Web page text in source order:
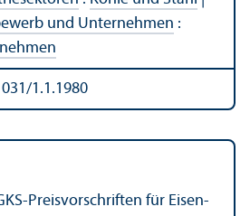
und Unter­nehmen :
1.1.1980
Preis­vorschriften für Eisen-